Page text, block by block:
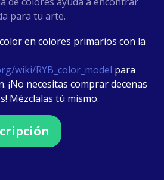
para tu arte.
en colores primarios con la
wiki/RYB_color_model para
¡No necesitas comprar decenas
Mézclalas tú mismo.